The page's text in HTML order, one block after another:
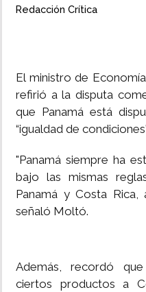
Redacción Crítica
El ministro de
refirió a la disputa
que Panamá está
“igualdad de
"Panamá siempre ha
bajo las mismas
Panamá y Costa Rica,
señaló Moltó.
Además, recordó
ciertos productos a